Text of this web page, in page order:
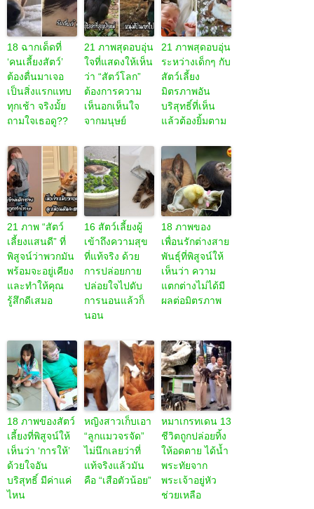
18 ฉากเด็ดที่
‘คนเลี้ยงสัตว์’
ต้องตื่นมาเจอ
เป็นสิ่งแรกแทบ
ทุกเช้า จริงมั้ย
ถามใจเธอดู??
21 ภาพสุดอบอุ่น
ใจที่แสดงให้เห็น
ว่า “สัตว์โลก”
ต้องการความ
เห็นอกเห็นใจ
จากมนุษย์
21 ภาพสุดอบอุ่น
ระหว่างเด็กๆ กับ
สัตว์เลี้ยง
มิตรภาพอัน
บริสุทธิ์ที่เห็น
แล้วต้องยิ้มตาม
21 ภาพ “สัตว์
เลี้ยงแสนดี” ที่
พิสูจน์ว่าพวกมัน
พร้อมจะอยู่เคียง
และทำให้คุณ
รู้สึกดีเสมอ
16 สัตว์เลี้ยงผู้
เข้าถึงความสุข
ที่แท้จริง ด้วย
การปล่อยกาย
ปล่อยใจไปดับ
การนอนแล้วก็
นอน
18 ภาพของ
เพื่อนรักต่างสาย
พันธุ์ที่พิสูจน์ให้
เห็นว่า ความ
แตกต่างไม่ได้มี
ผลต่อมิตรภาพ
18 ภาพของสัตว์
เลี้ยงที่พิสูจน์ให้
เห็นว่า ‘การให้’
ด้วยใจอัน
บริสุทธิ์ มีค่าแค่
ไหน
หญิงสาวเก็บเอา
“ลูกแมวจรจัด”
ไม่นึกเลยว่าที่
แท้จริงแล้วมัน
คือ “เสือตัวน้อย”
หมาเกรทเดน 13
ชีวิตถูกปล่อยทิ้ง
ให้อดตาย ได้น้ำ
พระทัยจาก
พระเจ้าอยู่หัว
ช่วยเหลือ